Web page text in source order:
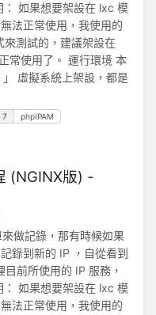
如果想要架設在 lxc 模
法正常使用，我使用的
測試的，建議架設在
常使用了。 運行環境 本
虛擬系統上架設，都是
7 phpIPAM
(NGINX版) -
做記錄，那有時候如果
錄到新的 IP ，自從看到
前所使用的 IP 服務，
如果想要架設在 lxc 模
法正常使用，我使用的